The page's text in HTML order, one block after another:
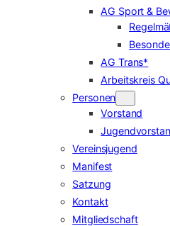
AG Sport &
AG Trans*
Arbeitskreis
Personen
Vorstand
Vereinsjugend
Manifest
Satzung
Kontakt
Mitgliedschaft